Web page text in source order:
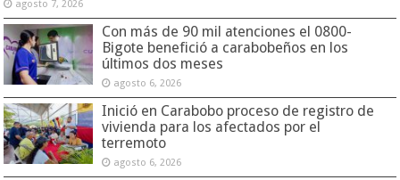
agosto 7, 2026
Con más de 90 mil atenciones el 0800-
Bigote benefició a carabobeños en los
últimos dos meses
agosto 6, 2026
Inició en Carabobo proceso de registro de
vivienda para los afectados por el
terremoto
agosto 6, 2026